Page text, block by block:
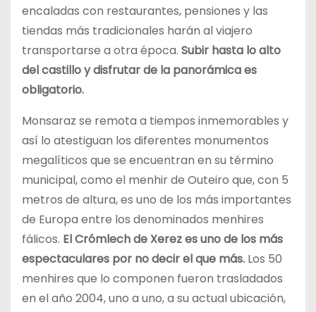
encaladas con restaurantes, pensiones y las
tiendas más tradicionales harán al viajero
transportarse a otra época. Subir hasta lo alto
del castillo y disfrutar de la panorámica es
obligatorio.
Monsaraz se remota a tiempos inmemorables y
así lo atestiguan los diferentes monumentos
megalíticos que se encuentran en su término
municipal, como el menhir de Outeiro que, con 5
metros de altura, es uno de los más importantes
de Europa entre los denominados menhires
fálicos. El Crómlech de Xerez es uno de los más
espectaculares por no decir el que más. Los 50
menhires que lo componen fueron trasladados
en el año 2004, uno a uno, a su actual ubicación,